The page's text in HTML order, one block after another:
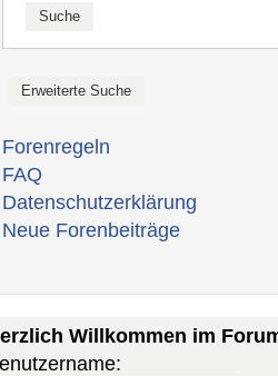
Forenregeln
FAQ
Datenschutzerklärung
Neue Forenbeiträge
Willkommen im